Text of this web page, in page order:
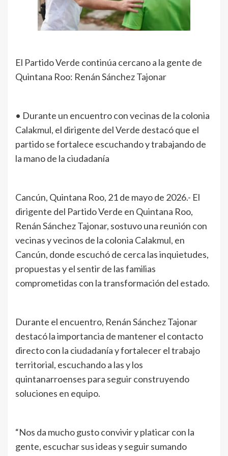
El Partido Verde continúa cercano a la gente de
Quintana Roo: Renán Sánchez Tajonar
• Durante un encuentro con vecinas de la colonia
Calakmul, el dirigente del Verde destacó que el
partido se fortalece escuchando y trabajando de
la mano de la ciudadanía
Cancún, Quintana Roo, 21 de mayo de 2026.- El
dirigente del Partido Verde en Quintana Roo,
Renán Sánchez Tajonar, sostuvo una reunión con
vecinas y vecinos de la colonia Calakmul, en
Cancún, donde escuchó de cerca las inquietudes,
propuestas y el sentir de las familias
comprometidas con la transformación del estado.
Durante el encuentro, Renán Sánchez Tajonar
destacó la importancia de mantener el contacto
directo con la ciudadanía y fortalecer el trabajo
territorial, escuchando a las y los
quintanarroenses para seguir construyendo
soluciones en equipo.
“Nos da mucho gusto convivir y platicar con la
gente, escuchar sus ideas y seguir sumando